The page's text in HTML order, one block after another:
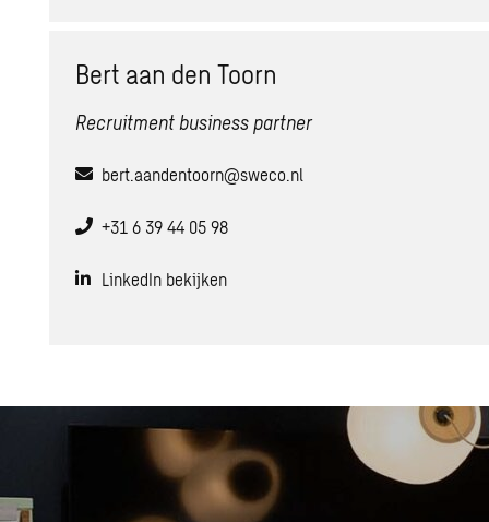
Bert aan den Toorn
Recruitment business partner
bert.aandentoorn@sweco.nl
+31 6 39 44 05 98
LinkedIn bekijken